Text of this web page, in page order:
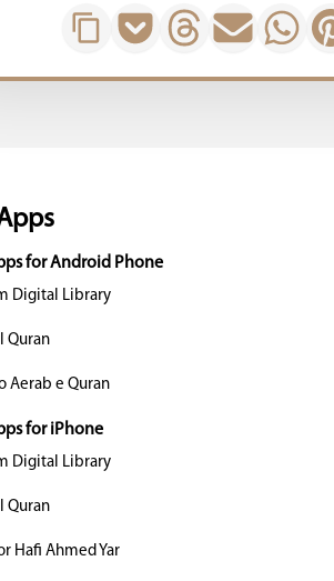
for Android Phone
Digital Library
Quran
Aerab e Quran
for iPhone
Digital Library
Quran
Hafi Ahmed Yar